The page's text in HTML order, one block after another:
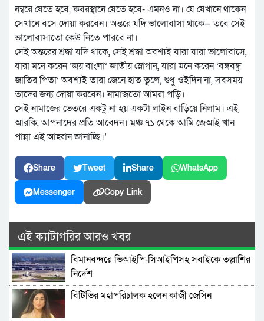
নম্বরে যেতে হবে, কবরস্থানে যেতে হবে- এমনও না। যে যেখানে থাকেন
সেখানে বসে দোয়া করবেন। অন্তরে যদি ভালোবাসা থাকে— তবে সেই
ভালোবাসাতো কেউ নিতে পারবে না।
সেই অন্তরের শ্রদ্ধা যদি থাকে, সেই শ্রদ্ধা অবশ্যই যারা যারা ভালোবাসে,
যারা মনে করেন ‘জয় বাংলা’ জাতীয় স্লোগান, যারা মনে করেন ‘বঙ্গবন্ধু
জাতির পিতা’ অবশ্যই তারা জেনে হাত তুলে, শুধু ওইদিন না, সবসময়
তাদের জন্য দোয়া করবেন। নামাজতো আমরা পড়ি।
সেই নামাজের ভেতরে একটু না হয় একটা লাইন বাড়িয়ে নিলাম। এই
আরকি, আপনাদের প্রতি আবেদন। মঞ্চ ৭১ থেকে আমি জেআই খান
পান্না এই আহ্বান জানাচ্ছি।’
Share Tweet Share WhatsApp
Messenger Copy Link
এই ক্যাটাগরির আরও খবর
বিমানবন্দরে ভিআইপি-সিআইপিসহ সবাইকে তল্লাশির
নির্দেশ
বিটিভির মহাপরিচালক হলেন কাজী জেসিন